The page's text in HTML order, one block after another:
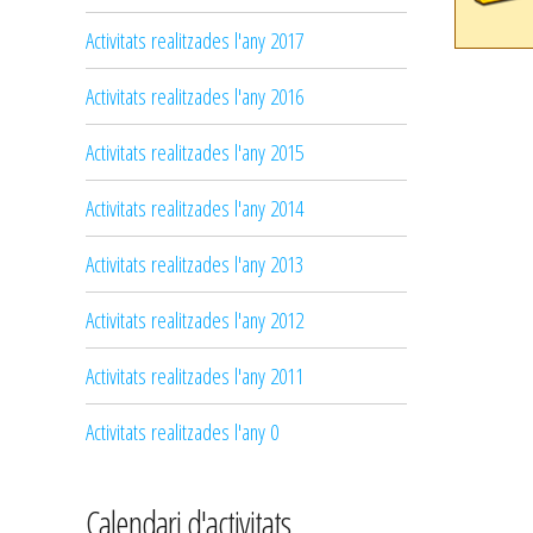
Activitats realitzades l'any 2017
Activitats realitzades l'any 2016
Activitats realitzades l'any 2015
Activitats realitzades l'any 2014
Activitats realitzades l'any 2013
Activitats realitzades l'any 2012
Activitats realitzades l'any 2011
Activitats realitzades l'any 0
Calendari d'activitats